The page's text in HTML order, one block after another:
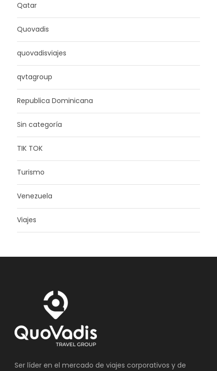
Qatar
Quovadis
quovadisviajes
qvtagroup
Republica Dominicana
Sin categoría
TIK TOK
Turismo
Venezuela
Viajes
Ser líder en el mercado de viajes corporativos y de